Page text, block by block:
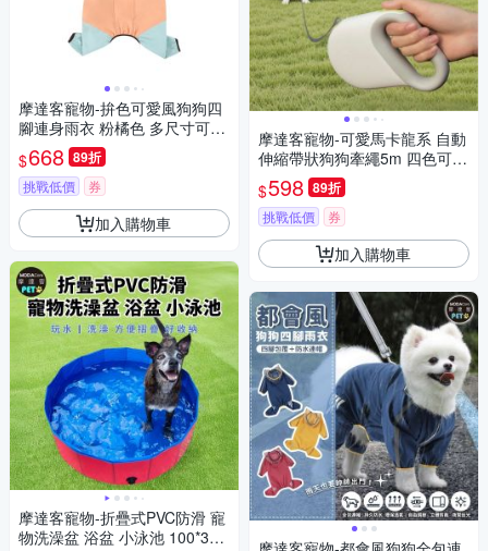
摩達客寵物-拚色可愛風狗狗四
腳連身雨衣 粉橘色 多尺寸可選
比熊泰迪小型犬適用 反光條 防
水 雨天外出衣
$668 89折
挑戰低價 券
加入購物車
摩達客寵物-折疊式PVC防滑 寵
物洗澡盆 浴盆 小泳池 100*30c
摩達客寵物-可愛馬卡龍系 自動
伸縮帶狀狗狗牽繩5m 四色可選
戶外遛狗 安全牽引繩150kg拉
力大型犬可hold
$598 89折
挑戰低價 券
加入購物車